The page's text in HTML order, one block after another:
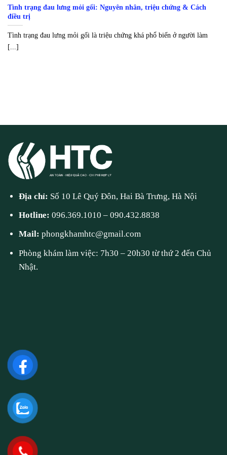
Tình trạng đau lưng mỏi gối: Nguyên nhân, triệu chứng & Cách
điều trị
Tình trạng đau lưng mỏi gối là triệu chứng khá phổ biến ở người làm
[...]
Địa chỉ: Số 10 Lê Quý Đôn, Hai Bà Trưng, Hà Nội
Hotline:096.369.1010 –090.432.8838
Mail:phongkhamhtc@gmail.com
Phòng khám làm việc: 7h30 – 20h30 từ thứ 2 đến Chủ
Nhật.